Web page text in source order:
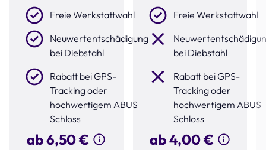
Freie Werkstattwahl
Neuwertentschädigung
bei Diebstahl
Rabatt bei GPS-
Tracking oder
hochwertigem ABUS
Schloss
ab 6,50 €
Freie Werkstattwahl
bei Diebstahl
Rabatt bei GPS-
Tracking oder
hochwertigem ABUS
Schloss
ab 4,00 €